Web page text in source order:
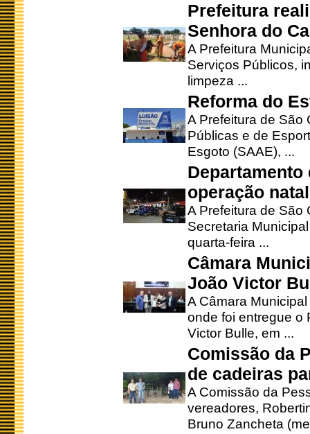
Prefeitura
Senhora do
A Prefeitura
Serviços Públicos,
limpeza ...
Reforma do
A Prefeitura de São
Públicas e de
Esgoto (SAAE), ...
operação
A Prefeitura de São
Secretaria
quarta-feira ...
Câmara
João Victor
A Câmara
onde foi entregue o
Victor Bulle, em ...
Comissão da
de cadeiras
A Comissão da
vereadores,
Bruno Zancheta